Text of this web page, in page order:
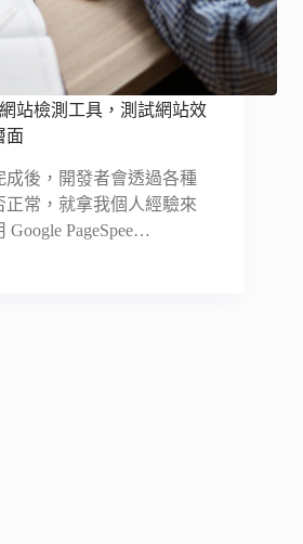
站檢測工具，測試網站效
面
後，開發者會透過各種
正常，就拿我個人經驗來
PageSpee…